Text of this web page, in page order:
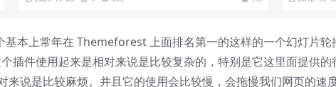
本上常年在 Themeforest 上面排名第一的这样的一个幻灯片轮
插件使用起来是相对来说是比较复杂的，特别是它这里面提供的
说是比较麻烦。并且它的使用会比较慢，会拖慢我们网页的速